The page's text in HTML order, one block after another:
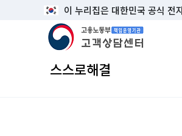
이 누리집은 대한민국 공식 전
고용노동부 책임운영기관 고객상
스스로해결